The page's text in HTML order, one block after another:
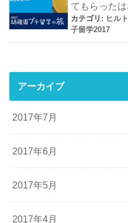
てもらった
カテゴリ: ヒル
子留学2017
アーカイブ
2017年7月
2017年6月
2017年5月
2017年4月